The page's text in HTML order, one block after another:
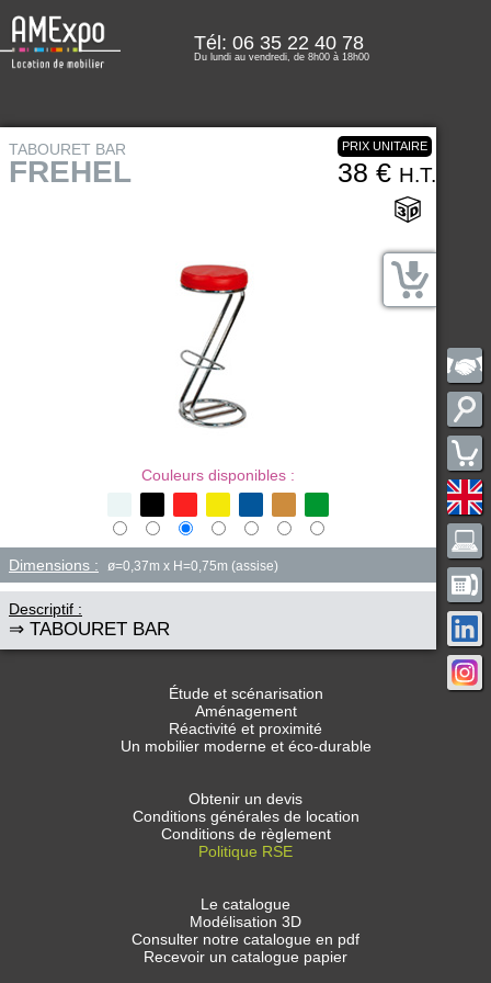
Tél: 06 35 22 40 78
Du lundi au vendredi, de 8h00 à 18h00
TABOURET BAR
FREHEL
PRIX UNITAIRE
38 € H.T.
Couleurs disponibles :
Dimensions : ø=0,37m x H=0,75m (assise)
Descriptif :
⇒ TABOURET BAR
Étude et scénarisation
Aménagement
Réactivité et proximité
Un mobilier moderne et éco-durable
Obtenir un devis
Conditions générales de location
Conditions de règlement
Politique RSE
Le catalogue
Modélisation 3D
Consulter notre catalogue en pdf
Recevoir un catalogue papier